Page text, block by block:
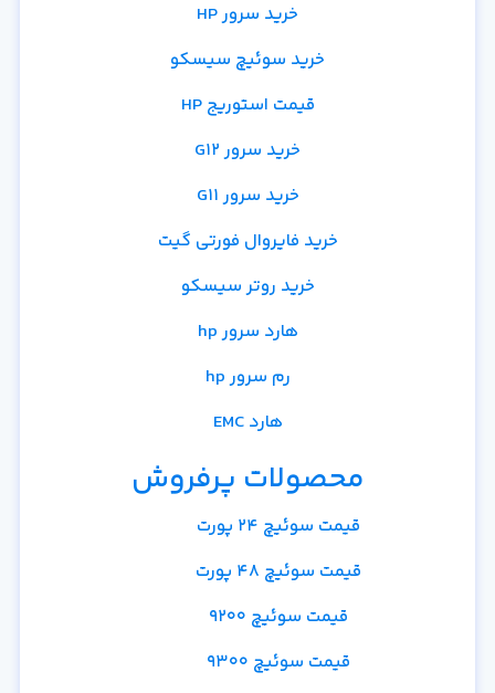
خرید سرور HP
خرید سوئیچ سیسکو
قیمت استوریج HP
خرید سرور G12
خرید سرور G11
خرید فایروال فورتی گیت
خرید روتر سیسکو
هارد سرور hp
رم سرور hp
هارد EMC
محصولات پرفروش
قیمت سوئیچ 24 پورت
قیمت سوئیچ 48 پورت
قیمت سوئیچ 9200
قیمت سوئیچ 9300